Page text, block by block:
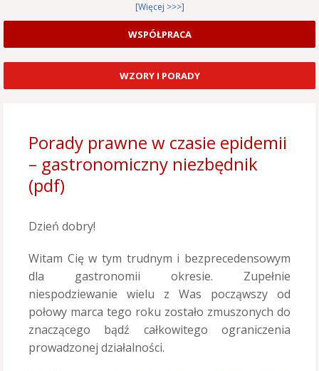
[Więcej >>>]
WSPÓŁPRACA
WZORY I PORADY
Porady prawne w czasie epidemii
– gastronomiczny niezbędnik
(pdf)
Dzień dobry!
Witam Cię w tym trudnym i bezprecedensowym
dla gastronomii okresie. Zupełnie
niespodziewanie wielu z Was począwszy od
połowy marca tego roku zostało zmuszonych do
znaczącego bądź całkowitego ograniczenia
prowadzonej działalności.